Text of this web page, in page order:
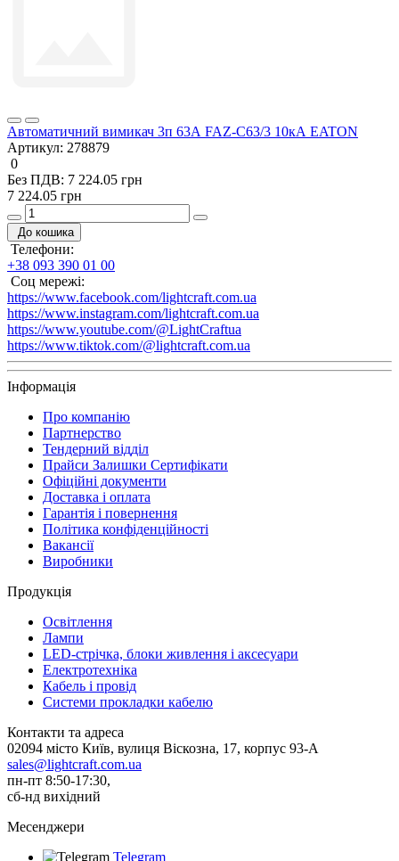
Автоматичний вимикач 3п 63А FAZ-C63/3 10кА EATON
Артикул: 278879
0
Без ПДВ: 7 224.05 грн
7 224.05 грн
До кошика
Телефони:
+38 093 390 01 00
Соц мережі:
https://www.facebook.com/lightcraft.com.ua
https://www.instagram.com/lightcraft.com.ua
https://www.youtube.com/@LightCraftua
https://www.tiktok.com/@lightcraft.com.ua
Інформація
Про компанію
Партнерство
Тендерний відділ
Прайси Залишки Сертифікати
Офіційні документи
Доставка і оплата
Гарантія і повернення
Політика конфіденційності
Вакансії
Виробники
Продукція
Освітлення
Лампи
LED-стрічка, блоки живлення і аксесуари
Електротехніка
Кабель і провід
Системи прокладки кабелю
Контакти та адреса
02094 місто Київ, вулиця Віскозна, 17, корпус 93-А
sales@lightcraft.com.ua
пн-пт 8:50-17:30,
сб-нд вихідний
Месенджери
Telegram